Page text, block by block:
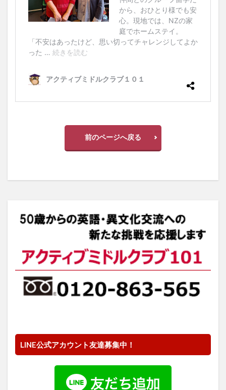
前のページへ戻る
LINE公式アカウント友達募集中！